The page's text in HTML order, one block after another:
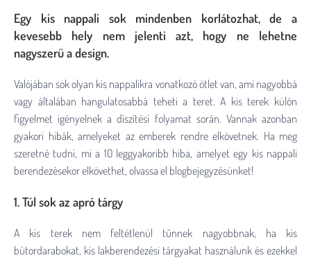
Egy kis nappali sok mindenben korlátozhat, de a
kevesebb hely nem jelenti azt, hogy ne lehetne
nagyszerű a design.
Valójában sok olyan kis nappalikra vonatkozó ötlet van, ami nagyobbá
vagy általában hangulatosabbá teheti a teret. A kis terek külön
figyelmet igényelnek a díszítési folyamat során. Vannak azonban
gyakori hibák, amelyeket az emberek rendre elkövetnek. Ha meg
szeretné tudni, mi a 10 leggyakoribb hiba, amelyet egy kis nappali
berendezésekor elkövethet, olvassa el blogbejegyzésünket!
1. Túl sok az apró tárgy
A kis terek nem feltétlenül tűnnek nagyobbnak, ha kis
bútordarabokat, kis lakberendezési tárgyakat használunk és ezekkel